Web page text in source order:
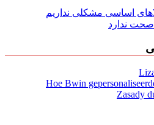
اساسی مشکلی نداریم
ندارد
Hoe Bwin
Zasady